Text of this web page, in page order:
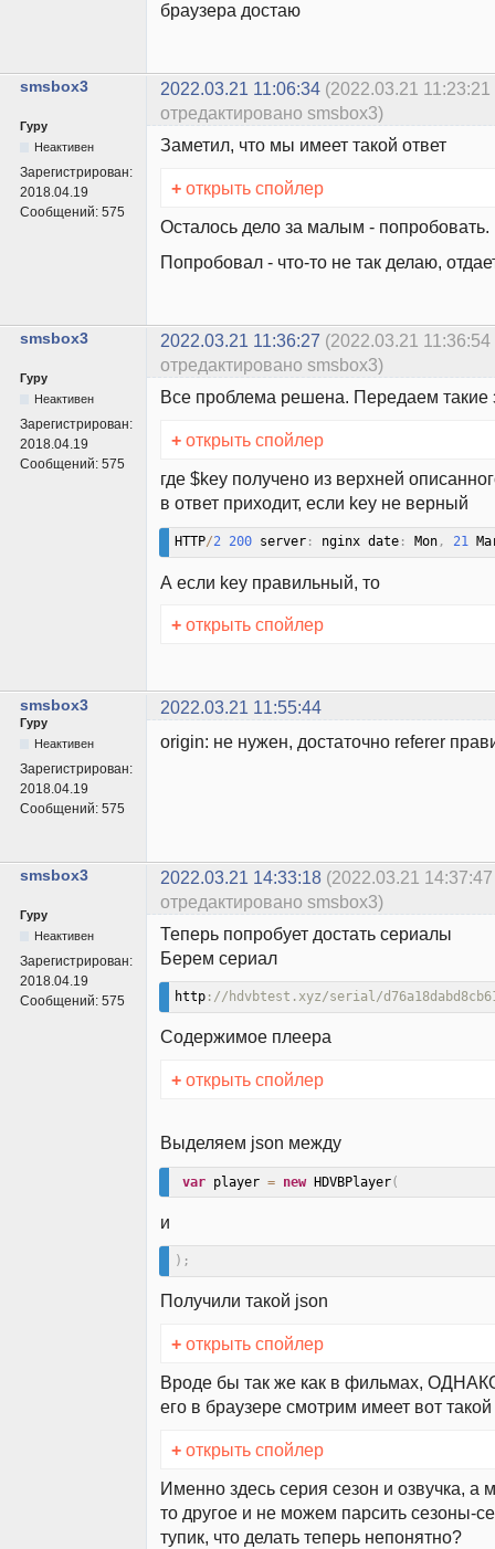
браузера достаю
smsbox3 2022.03.21 11:06:34 (2022.03.21 11:23:21
отредактировано smsbox3)
Гуру
Неактивен
Зарегистрирован:
2018.04.19
Сообщений: 575
Заметил, что мы имеет такой ответ
+ открыть спойлер
Осталось дело за малым - попробовать.
Попробовал - что-то не так делаю,
smsbox3 2022.03.21 11:36:27 (2022.03.21 11:36:54
отредактировано smsbox3)
Гуру
Неактивен
Зарегистрирован:
2018.04.19
Сообщений: 575
Все проблема решена. Передаем такие
+ открыть спойлер
где $key получено из верхней
в ответ приходит, если key не верный
HTTP/2 200 server: nginx date: Mon, 21
А если key правильный, то
+ открыть спойлер
smsbox3 2022.03.21 11:55:44
Гуру
Неактивен
Зарегистрирован:
2018.04.19
Сообщений: 575
origin: не нужен, достаточно referer
smsbox3 2022.03.21 14:33:18 (2022.03.21 14:37:47
отредактировано smsbox3)
Гуру
Неактивен
Зарегистрирован:
2018.04.19
Сообщений: 575
Теперь попробует достать сериалы
Берем сериал
http://hdvbtest.xyz/serial/
Содержимое плеера
+ открыть спойлер
Выделяем json между
var player = new HDVBPlayer(
и
) ;
Получили такой json
+ открыть спойлер
Вроде бы так же как в фильмах,
его в браузере смотрим имеет вот такой
+ открыть спойлер
Именно здесь серия сезон и озвучка, а
то другое и не можем парсить сезоны-
тупик, что делать теперь непонятно?